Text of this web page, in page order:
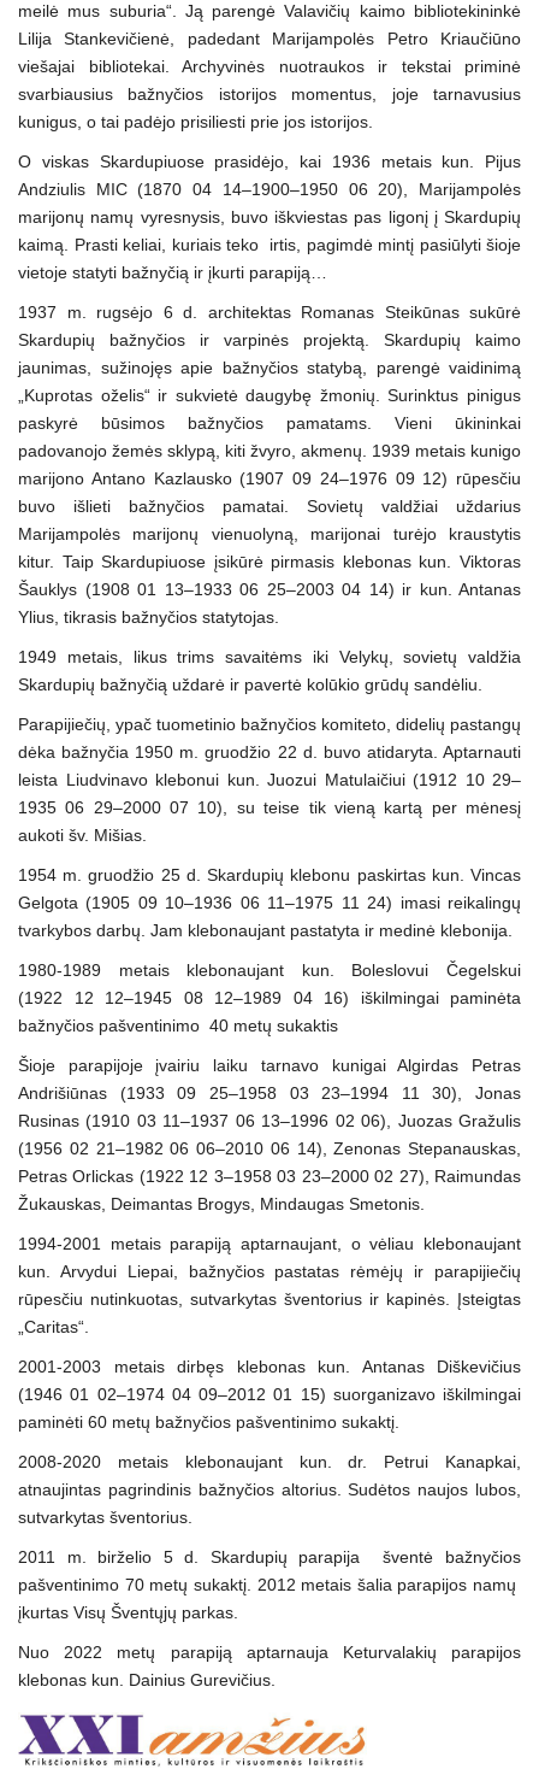
meilė mus suburia“. Ją parengė Valavičių kaimo bibliotekininkė
Lilija Stankevičienė, padedant Marijampolės Petro Kriaučiūno
viešajai bibliotekai. Archyvinės nuotraukos ir tekstai priminė
svarbiausius bažnyčios istorijos momentus, joje tarnavusius
kunigus, o tai padėjo prisiliesti prie jos istorijos.
O viskas Skardupiuose prasidėjo, kai 1936 metais kun. Pijus
Andziulis MIC (1870 04 14–1900–1950 06 20), Marijampolės
marijonų namų vyresnysis, buvo iškviestas pas ligonį į Skardupių
kaimą. Prasti keliai, kuriais teko irtis, pagimdė mintį pasiūlyti šioje
vietoje statyti bažnyčią ir įkurti parapiją…
1937 m. rugsėjo 6 d. architektas Romanas Steikūnas sukūrė
Skardupių bažnyčios ir varpinės projektą. Skardupių kaimo
jaunimas, sužinojęs apie bažnyčios statybą, parengė vaidinimą
„Kuprotas oželis“ ir sukvietė daugybę žmonių. Surinktus pinigus
paskyrė būsimos bažnyčios pamatams. Vieni ūkininkai
padovanojo žemės sklypą, kiti žvyro, akmenų. 1939 metais kunigo
marijono Antano Kazlausko (1907 09 24–1976 09 12) rūpesčiu
buvo išlieti bažnyčios pamatai. Sovietų valdžiai uždarius
Marijampolės marijonų vienuolyną, marijonai turėjo kraustytis
kitur. Taip Skardupiuose įsikūrė pirmasis klebonas kun. Viktoras
Šauklys (1908 01 13–1933 06 25–2003 04 14) ir kun. Antanas
Ylius, tikrasis bažnyčios statytojas.
1949 metais, likus trims savaitėms iki Velykų, sovietų valdžia
Skardupių bažnyčią uždarė ir pavertė kolūkio grūdų sandėliu.
Parapijiečių, ypač tuometinio bažnyčios komiteto, didelių pastangų
dėka bažnyčia 1950 m. gruodžio 22 d. buvo atidaryta. Aptarnauti
leista Liudvinavo klebonui kun. Juozui Matulaičiui (1912 10 29–
1935 06 29–2000 07 10), su teise tik vieną kartą per mėnesį
aukoti šv. Mišias.
1954 m. gruodžio 25 d. Skardupių klebonu paskirtas kun. Vincas
Gelgota (1905 09 10–1936 06 11–1975 11 24) imasi reikalingų
tvarkybos darbų. Jam klebonaujant pastatyta ir medinė klebonija.
1980-1989 metais klebonaujant kun. Boleslovui Čegelskui
(1922 12 12–1945 08 12–1989 04 16) iškilmingai paminėta
bažnyčios pašventinimo 40 metų sukaktis
Šioje parapijoje įvairiu laiku tarnavo kunigai Algirdas Petras
Andrišiūnas (1933 09 25–1958 03 23–1994 11 30), Jonas
Rusinas (1910 03 11–1937 06 13–1996 02 06), Juozas Gražulis
(1956 02 21–1982 06 06–2010 06 14), Zenonas Stepanauskas,
Petras Orlickas (1922 12 3–1958 03 23–2000 02 27), Raimundas
Žukauskas, Deimantas Brogys, Mindaugas Smetonis.
1994-2001 metais parapiją aptarnaujant, o vėliau klebonaujant
kun. Arvydui Liepai, bažnyčios pastatas rėmėjų ir parapijiečių
rūpesčiu nutinkuotas, sutvarkytas šventorius ir kapinės. Įsteigtas
„Caritas“.
2001-2003 metais dirbęs klebonas kun. Antanas Diškevičius
(1946 01 02–1974 04 09–2012 01 15) suorganizavo iškilmingai
paminėti 60 metų bažnyčios pašventinimo sukaktį.
2008-2020 metais klebonaujant kun. dr. Petrui Kanapkai,
atnaujintas pagrindinis bažnyčios altorius. Sudėtos naujos lubos,
sutvarkytas šventorius.
2011 m. birželio 5 d. Skardupių parapija šventė bažnyčios
pašventinimo 70 metų sukaktį. 2012 metais šalia parapijos namų
įkurtas Visų Šventųjų parkas.
Nuo 2022 metų parapiją aptarnauja Keturvalakių parapijos
klebonas kun. Dainius Gurevičius.